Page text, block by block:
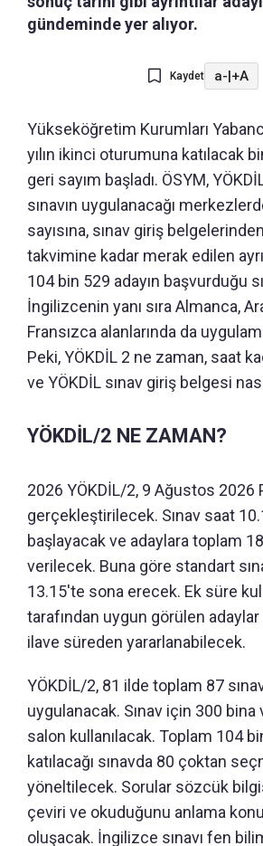
gündeminde yer alıyor.
Kaydet a-|+A
Yükseköğretim Kurumları Yabancı
yılın ikinci oturumuna katılacak
geri sayım başladı. ÖSYM,
sınavın uygulanacağı
sayısına, sınav giriş
takvimine kadar merak edilen
104 bin 529 adayın başvurduğu
İngilizcenin yanı sıra Almanca,
Fransızca alanlarında da
Peki, YÖKDİL 2 ne zaman, saat
ve YÖKDİL sınav giriş belgesi
YÖKDİL/2 NE ZAMAN?
2026 YÖKDİL/2, 9 Ağustos 2026
gerçekleştirilecek. Sınav saat
başlayacak ve adaylara toplam
verilecek. Buna göre standart
13.15'te sona erecek. Ek süre
tarafından uygun görülen
ilave süreden yararlanabilecek.
YÖKDİL/2, 81 ilde toplam 87
uygulanacak. Sınav için 300 bina
salon kullanılacak. Toplam 104
katılacağı sınavda 80 çoktan
yöneltilecek. Sorular sözcük
çeviri ve okuduğunu anlama
oluşacak. İngilizce sınavı fen